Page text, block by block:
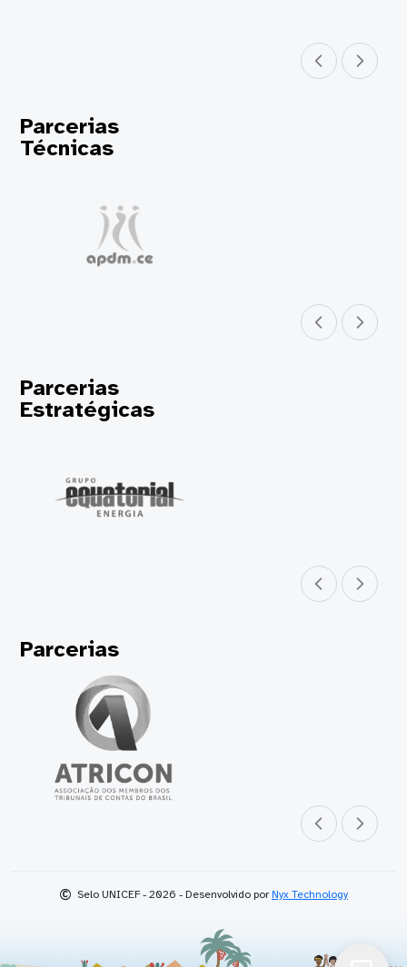
Parceiro anterior
Próximo
Parcerias
Técnicas
Parceiro anterior
Próximo
Parcerias
Estratégicas
Parceiro anterior
Próximo
Parcerias
Parceiro anterior
Próximo
© Selo UNICEF - 2026 - Desenvolvido por Nyx Technology